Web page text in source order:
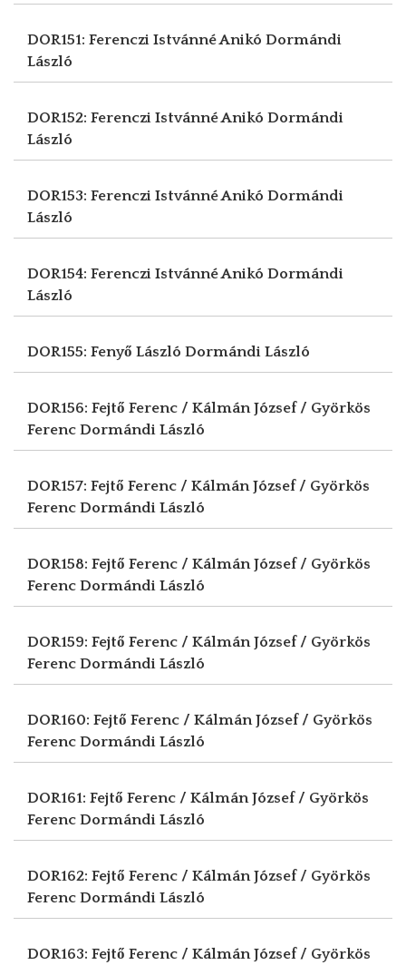
DOR151: Ferenczi Istvánné Anikó Dormándi
László
DOR152: Ferenczi Istvánné Anikó Dormándi
László
DOR153: Ferenczi Istvánné Anikó Dormándi
László
DOR154: Ferenczi Istvánné Anikó Dormándi
László
DOR155: Fenyő László Dormándi László
DOR156: Fejtő Ferenc / Kálmán József / Györkös
Ferenc Dormándi László
DOR157: Fejtő Ferenc / Kálmán József / Györkös
Ferenc Dormándi László
DOR158: Fejtő Ferenc / Kálmán József / Györkös
Ferenc Dormándi László
DOR159: Fejtő Ferenc / Kálmán József / Györkös
Ferenc Dormándi László
DOR160: Fejtő Ferenc / Kálmán József / Györkös
Ferenc Dormándi László
DOR161: Fejtő Ferenc / Kálmán József / Györkös
Ferenc Dormándi László
DOR162: Fejtő Ferenc / Kálmán József / Györkös
Ferenc Dormándi László
DOR163: Fejtő Ferenc / Kálmán József / Györkös